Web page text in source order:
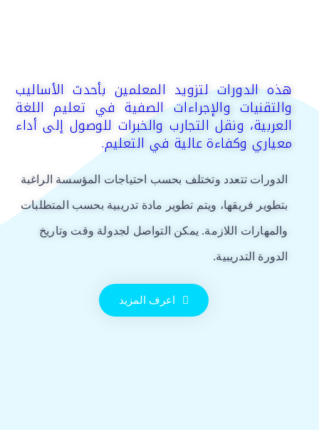
هذه الدورات لتزويد المعلمين بأحدث الأساليب
والتقنيات والإجراءات الصفية في تعليم اللغة
العربية، ونقل التجارب والخبرات للوصول إلى أداء
معياري وكفاءة عالية في التعليم.
الدورات تتعدد وتختلف بحسب احتياجات المؤسسة الراغبة
بتطوير فريقها، ويتم تطوير مادة تدريبية بحسب المتطلبات
والمهارات اللازمة. يمكن التواصل لجدولة وقت وتاريخ
الدورة التدريبية.
اعرف المزيد